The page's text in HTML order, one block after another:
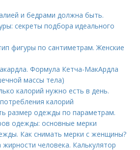
и бедрами должна быть.
секреты подбора идеального
фигуры по сантиметрам. Женские
Формула Кетча-МакАрдла
массы тела)
калорий нужно есть в день.
калорий
размер одежды по параметрам.
одежды: основные мерки
Как снимать мерки с женщины?
человека. Калькулятор